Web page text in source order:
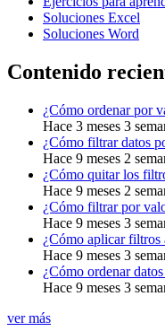
Soluciones Excel
Soluciones Word
Contenido
¿Cómo ordenar por
Hace 3 meses 3
¿Cómo filtrar datos
Hace 9 meses 2
¿Cómo quitar los
Hace 9 meses 2
¿Cómo filtrar por
Hace 9 meses 3
¿Cómo aplicar filtros
Hace 9 meses 3
¿Cómo ordenar
Hace 9 meses 3
ver más